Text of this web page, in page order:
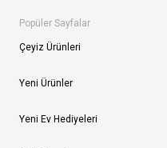
Popüler Sayfalar
Çeyiz Ürünleri
Yeni Ürünler
Yeni Ev Hediyeleri